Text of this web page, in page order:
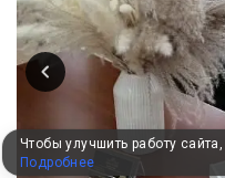
Чтобы улучшить работу
Подробнее